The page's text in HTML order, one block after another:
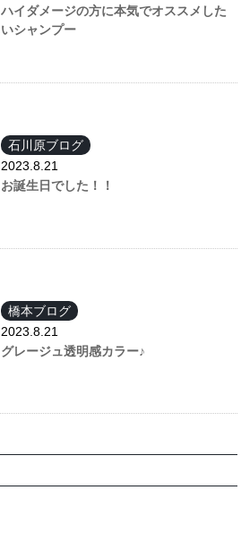
ハイダメージの方に本気でオススメした
いシャンプー
石川原ブログ
2023.8.21
お誕生日でした！！
橋本ブログ
2023.8.21
グレージュ透明感カラー♪